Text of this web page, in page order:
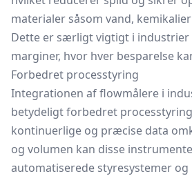
materialer såsom vand,
Dette er særligt vigtigt i industrier
marginer, hvor hver besparelse
Forbedret processtyring
Integrationen af flowmålere i
betydeligt forbedret
kontinuerlige og præcise data
og volumen kan disse
automatiserede styresystemer